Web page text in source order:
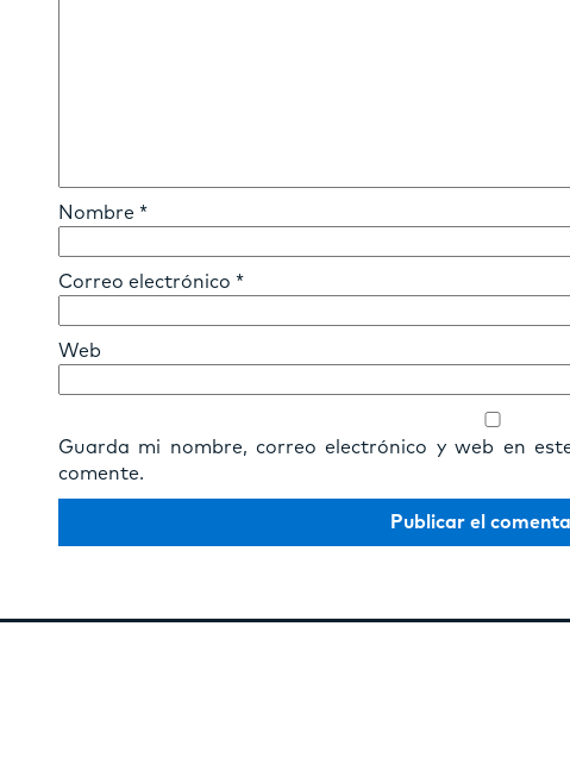
Nombre *
Correo electrónico *
Web
Guarda mi nombre, correo electrónico y web en
comente.